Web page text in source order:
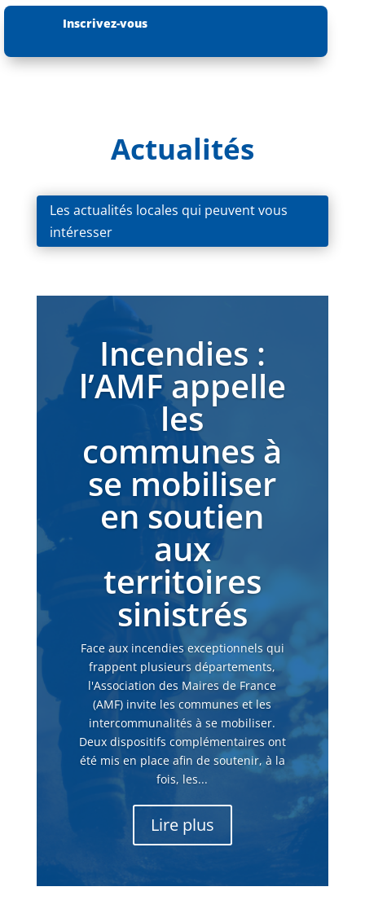
Inscrivez-vous
Actualités
Les actualités locales qui peuvent vous
intéresser
Incendies :
l’AMF appelle
les
communes à
se mobiliser
en soutien
aux
territoires
sinistrés
Face aux incendies exceptionnels qui
frappent plusieurs départements,
l'Association des Maires de France
(AMF) invite les communes et les
intercommunalités à se mobiliser.
Deux dispositifs complémentaires ont
été mis en place afin de soutenir, à la
fois, les...
Lire plus